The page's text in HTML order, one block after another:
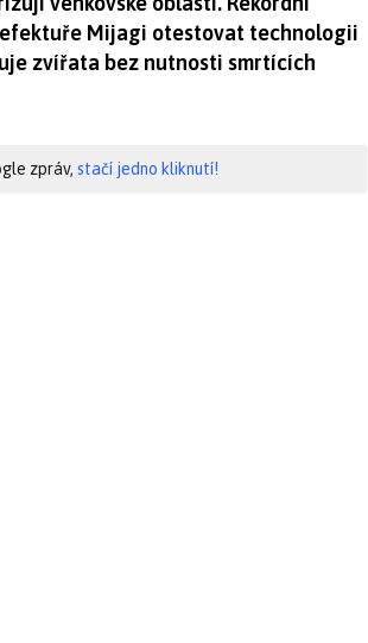
Mijagi otestovat technologii
zvířata bez nutnosti smrtících
zpráv, stačí jedno kliknutí!